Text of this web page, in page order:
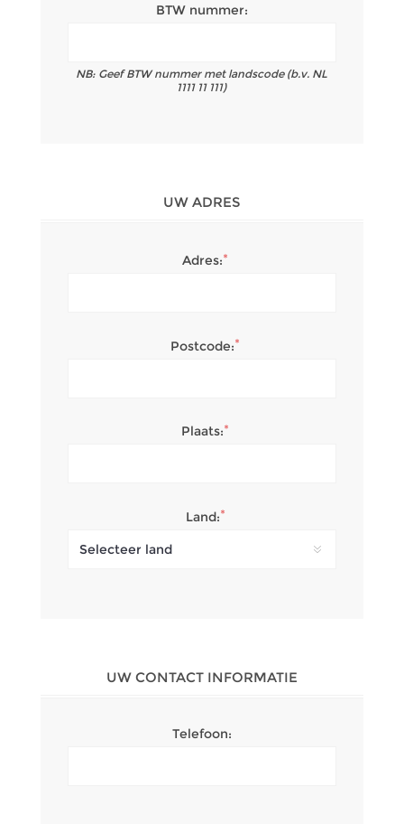
BTW nummer:
NB: Geef BTW nummer met landscode (b.v. NL
1111 11 111)
UW ADRES
Adres:*
Postcode:*
Plaats:*
Land:*
UW CONTACT INFORMATIE
Telefoon: